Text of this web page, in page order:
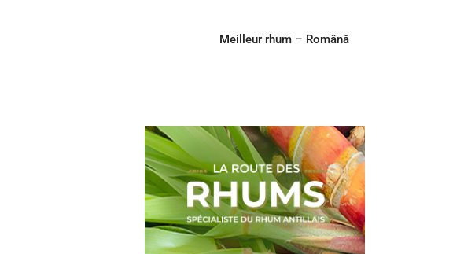
Meilleur rhum – Română